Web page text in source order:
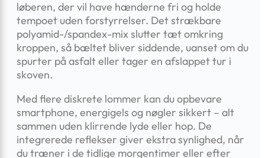
løberen, der vil have hænderne fri og holde
tempoet uden forstyrrelser. Det strækbare
polyamid-/spandex-mix slutter tæt omkring
kroppen, så bæltet bliver siddende, uanset om du
spurter på asfalt eller tager en afslappet tur i
skoven.
Med flere diskrete lommer kan du opbevare
smartphone, energigels og nøgler sikkert – alt
sammen uden klirrende lyde eller hop. De
integrerede reflekser giver ekstra synlighed, når
du træner i de tidlige morgentimer eller efter